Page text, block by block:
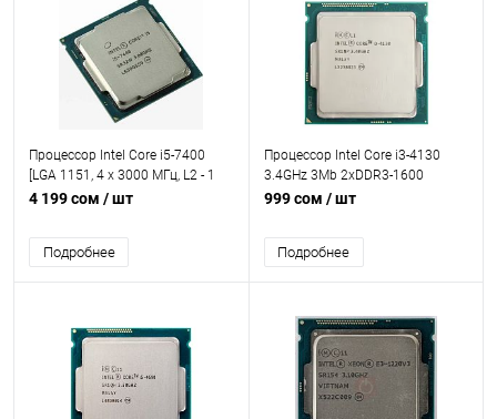
Процессор Intel Core i5-7400
[LGA 1151, 4 x 3000 МГц, L2 - 1
МБ, L3 - 6 МБ, 2хDDR3L, DDR4-
TDP 65 Вт]
4 199 сом / шт
Подробнее
Процессор Intel Core i3-4130
3.4GHz 3Mb 2xDDR3-1600
HDGraphics4400 TDP-54w
999 сом / шт
Подробнее